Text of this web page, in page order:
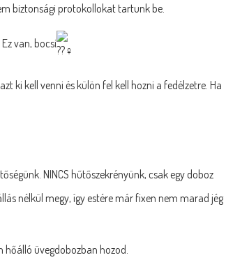
biztonsági protokollokat tartunk be.
van, bocsi
ki kell venni és külön fel kell hozni a fedélzetre. Ha
NINCS hűtőszekrényünk, csak egy doboz
nélkül megy, így estére már fixen nem marad jég
üvegdobozban hozod.